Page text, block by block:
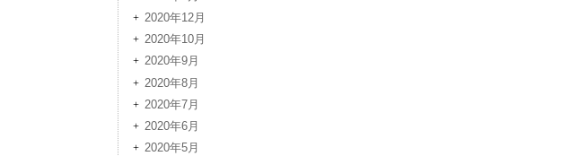
2020年12月
2020年10月
2020年9月
2020年8月
2020年7月
2020年6月
2020年5月